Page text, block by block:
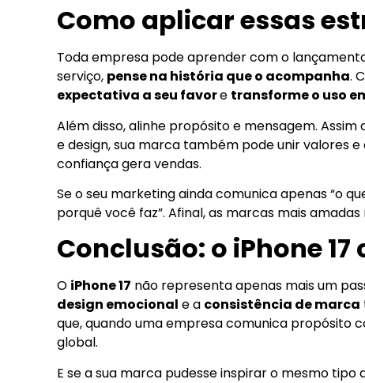
Como aplicar essas
Toda empresa pode aprender com o
serviço, pense na história que o acompanha.
expectativa a seu favore transforme o uso
Além disso, alinhe propósito e mensagem.
e design, sua marca também pode unir valores
confiança gera vendas.
Se o seu marketing ainda comunica apenas “o
porquê você faz”. Afinal, as marcas mais
Conclusão: o iPhone
O iPhone 17 não representa apenas mais um
design emocional e a consistência de marca
que, quando uma empresa comunica propósito
global.
E se a sua marca pudesse inspirar o mesmo tipo